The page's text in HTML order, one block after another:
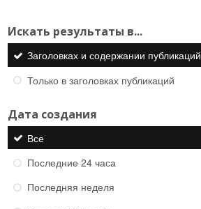
Искать результаты в...
Заголовках и содержании публикаций
Только в заголовках публикаций
Дата создания
Все
Последние 24 часа
Последняя неделя